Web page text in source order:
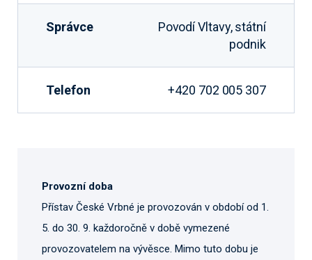
Správce
Povodí Vltavy, státní
podnik
Telefon +420 702 005 307
Provozní doba
Přístav České Vrbné je provozován v období od 1.
5. do 30. 9. každoročně v době vymezené
provozovatelem na vývěsce. Mimo tuto dobu je